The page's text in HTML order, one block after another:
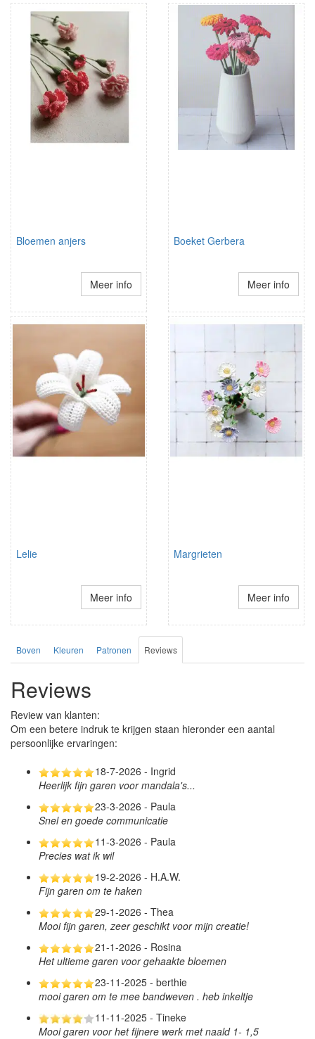
Bloemen anjers
Meer info
Boeket Gerbera
Meer info
Lelie
Meer info
Margrieten
Meer info
Boven Kleuren Patronen Reviews
Reviews
Review van klanten:
Om een betere indruk te krijgen staan hieronder een aantal
persoonlijke ervaringen:
18-7-2026 - Ingrid
Heerlijk fijn garen voor mandala's...
23-3-2026 - Paula
Snel en goede communicatie
11-3-2026 - Paula
Precies wat ik wil
19-2-2026 - H.A.W.
Fijn garen om te haken
29-1-2026 - Thea
Mooi fijn garen, zeer geschikt voor mijn creatie!
21-1-2026 - Rosina
Het ultieme garen voor gehaakte bloemen
23-11-2025 - berthie
mooi garen om te mee bandweven . heb inkeltje
11-11-2025 - Tineke
Mooi garen voor het fijnere werk met naald 1- 1,5